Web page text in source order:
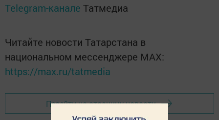
Telegram-канале Татмедиа
Читайте новости Татарстана в
национальном мессенджере MАХ:
https://max.ru/tatmedia
Перейти на страницу новости